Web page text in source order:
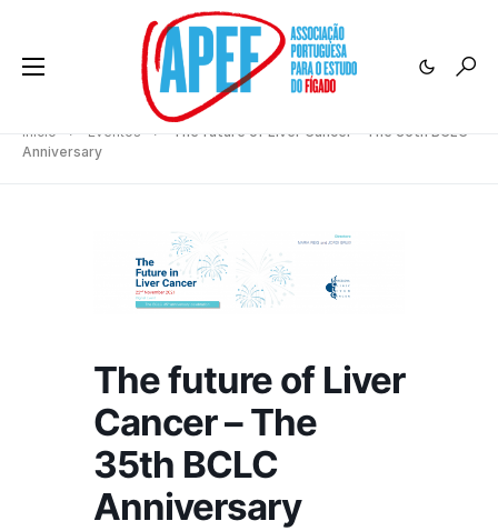
Início Eventos
The future of Liver Cancer – The 35th BCLC
Anniversary
The future of Liver
Cancer – The
35th BCLC
Anniversary